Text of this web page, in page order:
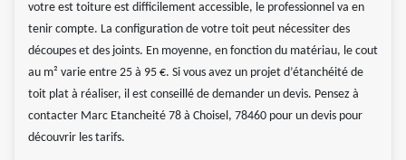
votre est toiture est difficilement accessible, le professionnel va en
tenir compte. La configuration de votre toit peut nécessiter des
découpes et des joints. En moyenne, en fonction du matériau, le cout
au m² varie entre 25 à 95 €. Si vous avez un projet d’étanchéité de
toit plat à réaliser, il est conseillé de demander un devis. Pensez à
contacter Marc Etancheité 78 à Choisel, 78460 pour un devis pour
découvrir les tarifs.